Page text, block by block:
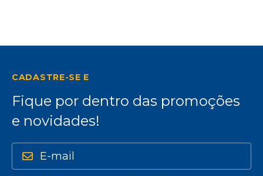
CADASTRE-SE E
Fique por dentro das promoções
e novidades!